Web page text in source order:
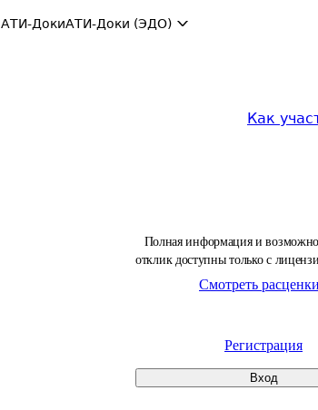
АТИ-ДокиАТИ-Доки (ЭДО)
Как
Полная информация и
отклик доступны только с
Смотреть расценки
Регистрация
Вход